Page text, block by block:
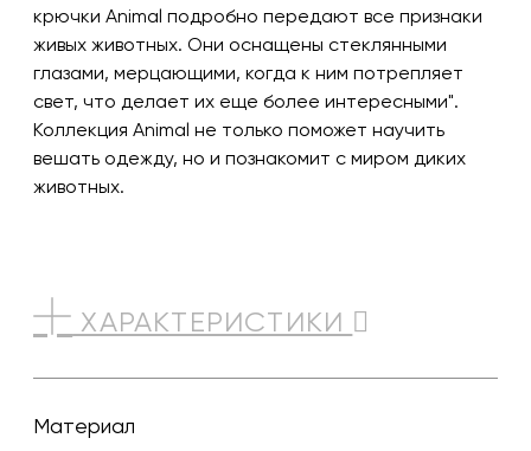
крючки Animal подробно передают все признаки
живых животных. Они оснащены стеклянными
глазами, мерцающими, когда к ним потрепляет
свет, что делает их еще более интересными".
Коллекция Animal не только поможет научить
вешать одежду, но и познакомит с миром диких
животных.
ХАРАКТЕРИСТИКИ
Материал